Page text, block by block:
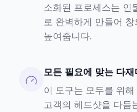
소화된 프로세스는 인
로 완벽하게 만들어
높여줍니다.
모든 필요에 맞는 다
이 도구는 모두를 위
고객의 헤드샷을 다듬